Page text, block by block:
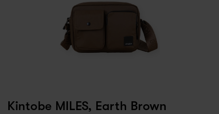
Kintobe MILES, Earth Brown